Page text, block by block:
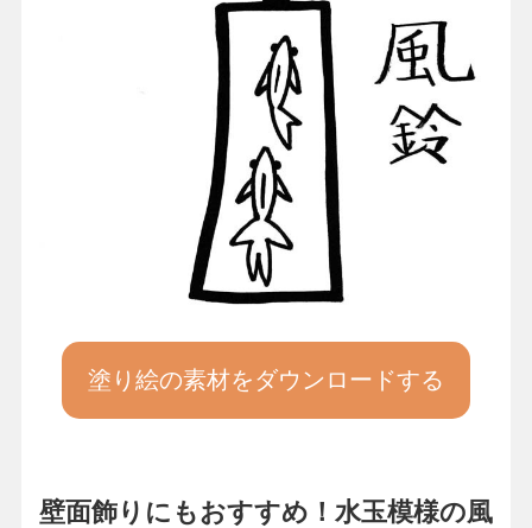
塗り絵の素材をダウンロードする
壁面飾りにもおすすめ！水玉模様の風